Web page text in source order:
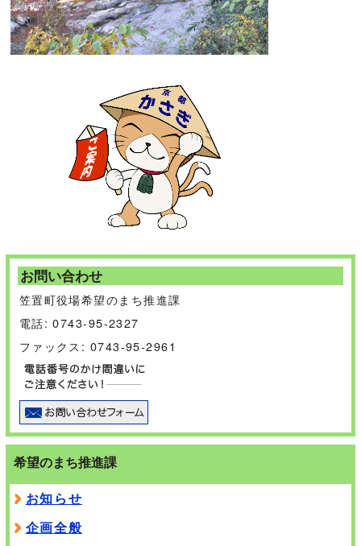
お問い合わせ
笠置町役場希望のまち推進課
電話: 0743-95-2327
ファックス: 0743-95-2961
希望のまち推進課
お知らせ
企画全般